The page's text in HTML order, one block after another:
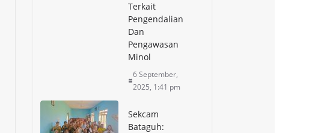
Terkait
Pengendalian
Dan
Pengawasan
Minol
6 September,
2025, 1:41 pm
Sekcam
Bataguh: